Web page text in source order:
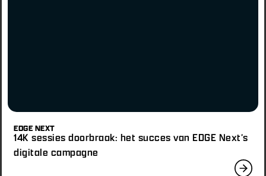
EDGE NEXT
14K sessies doorbraak: het succes van EDGE Next’s
digitale campagne